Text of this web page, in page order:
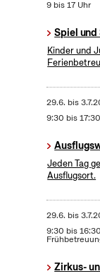
9 bis 17 Uhr
Spiel und
Kinder und
29.6. bis
9:30 bis
Jeden Tag
Ausflugsort.
29.6. bis
9:30 bis
Zirkus-